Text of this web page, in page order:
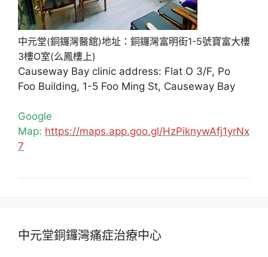
中元堂(銅鑼灣醫舘)地址：銅鑼灣富明街1-5號寶富大樓
3樓O室(么鳳樓上)
Causeway Bay clinic address: Flat O 3/F, Po
Foo Building, 1-5 Foo Ming St, Causeway Bay
Google
Map: https://maps.app.goo.gl/HzPiknywAfj1yrNx
7
中元堂銅鑼灣痛症治療中心